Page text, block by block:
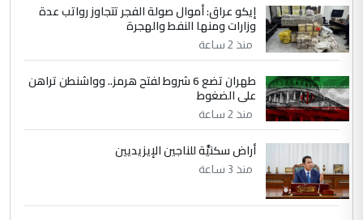
إيكو عراق: أموال صولة الفجر تتجاوز رواتب عدة
وزارات ومنها النفط والهجرة
منذ 2 ساعة
طهران تضع 6 شروط لفتح هرمز.. وواشنطن تراهن
على الضغوط
منذ 2 ساعة
أراض سكنيَّة للناجين الإيزيديين
منذ 3 ساعة